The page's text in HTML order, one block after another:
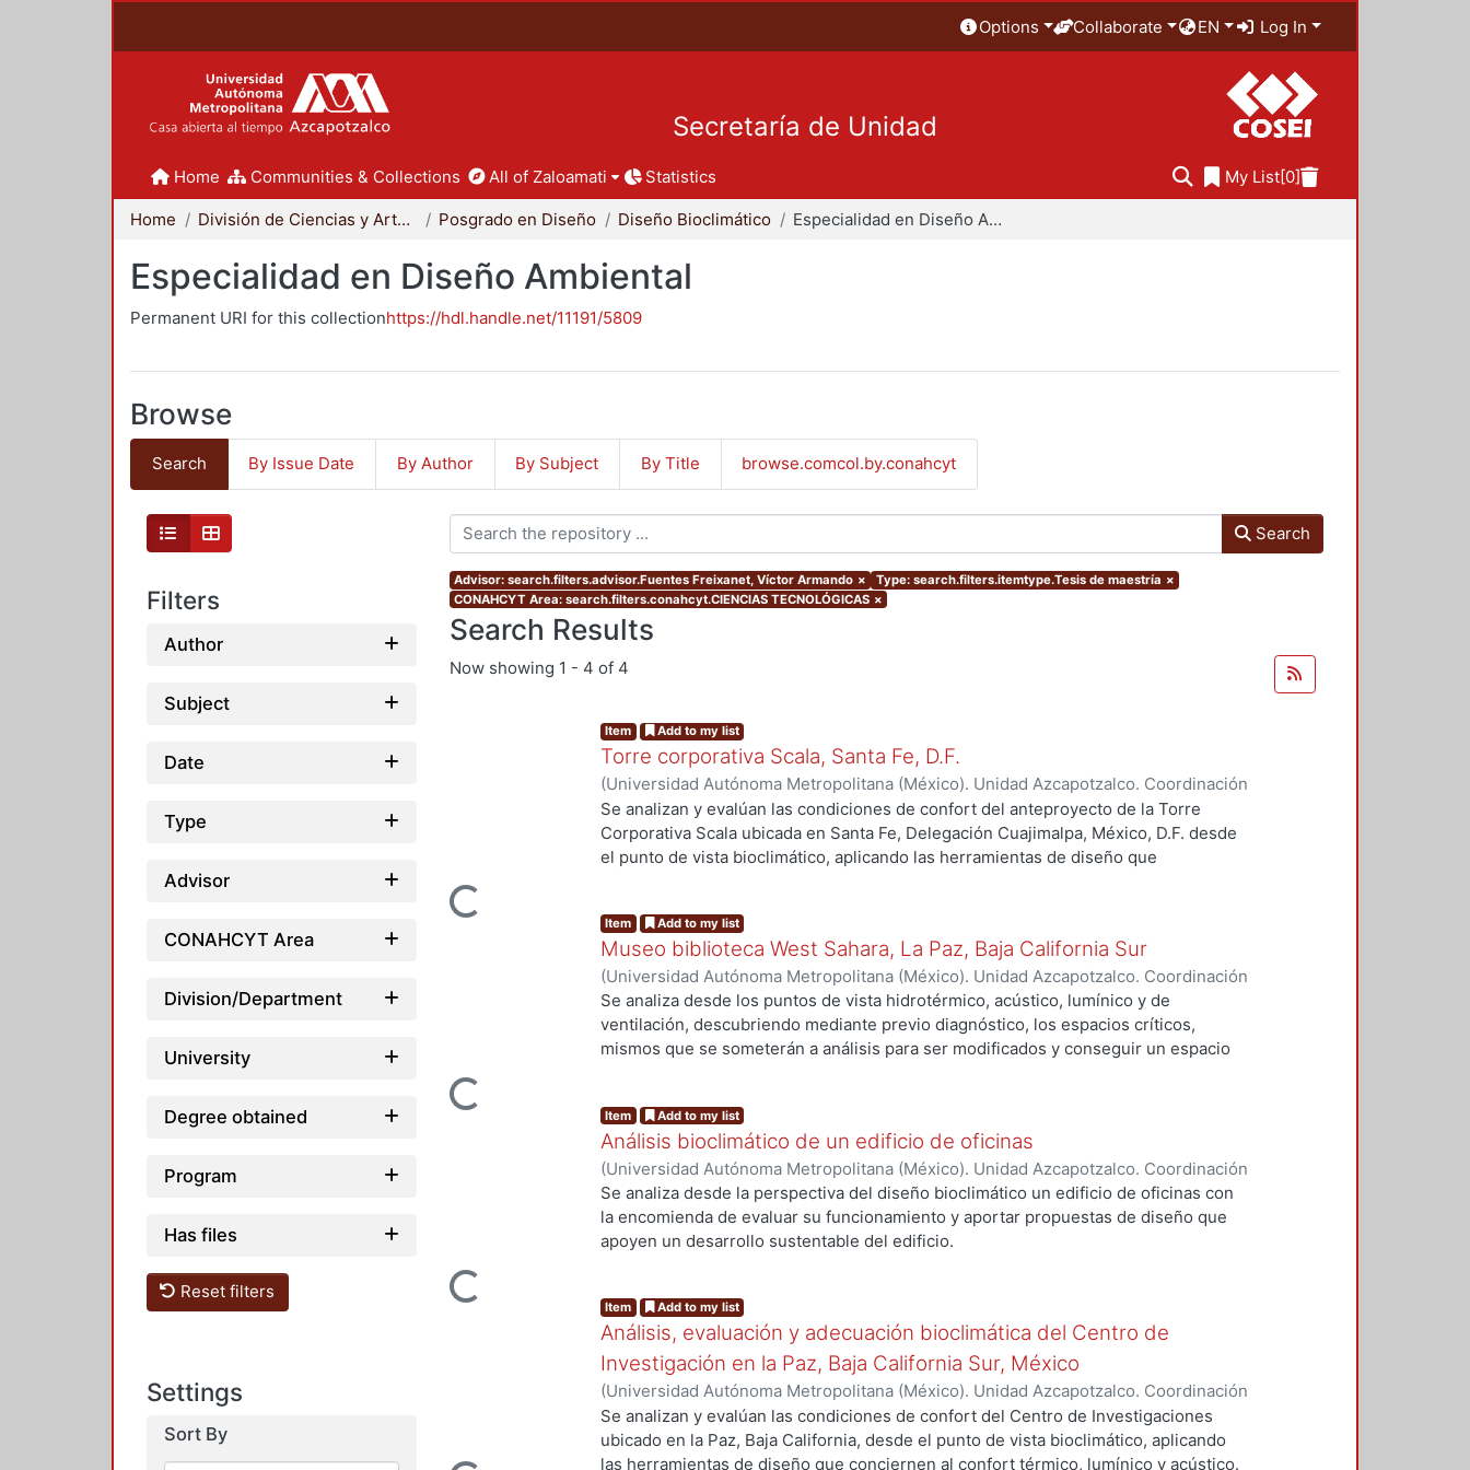
Options Collaborate EN Log In
Secretaría de Unidad
Home Communities & Collections All of Zaloamati Statistics My List[0]
Home División de Ciencias y Artes para el Diseño Posgrado en Diseño Diseño Bioclimático Especialidad en Diseño Ambiental
Especialidad en Diseño Ambiental
Permanent URI for this collectionhttps://hdl.handle.net/11191/5809
Browse
Search By Issue Date By Author By Subject By Title browse.comcol.by.conahcyt
Filters
Author
Subject
Date
Type
Advisor
CONAHCYT Area
Division/Department
University
Degree obtained
Program
Has files
Reset filters
Settings
Sort By
Search
Advisor: search.filters.advisor.Fuentes Freixanet, Víctor Armando × Type: search.filters.itemtype.Tesis de maestría ×
CONAHCYT Area: search.filters.conahcyt.CIENCIAS TECNOLÓGICAS ×
Search Results
Now showing 1 - 4 of 4
Loading...
Item Add to my list
Torre corporativa Scala, Santa Fe, D.F.
(Universidad Autónoma Metropolitana (México). Unidad Azcapotzalco. Coordinación
de Servicios de Información.,1999)Corro Eguia, Guillermo Heriberto
Se analizan y evalúan las condiciones de confort del anteproyecto de la Torre
Corporativa Scala ubicada en Santa Fe, Delegación Cuajimalpa, México, D.F. desde
el punto de vista bioclimático, aplicando las herramientas de diseño que
Loading...
Item Add to my list
Museo biblioteca West Sahara, La Paz, Baja California Sur
(Universidad Autónoma Metropolitana (México). Unidad Azcapotzalco. Coordinación
de Servicios de Información. ,2005)Canizal Arevalo, Dimpna Marbella
Se analiza desde los puntos de vista hidrotérmico, acústico, lumínico y de
ventilación, descubriendo mediante previo diagnóstico, los espacios críticos,
mismos que se someterán a análisis para ser modificados y conseguir un espacio
confort, sin descuidar su utilidad como Museo-biblioteca.
Loading...
Item Add to my list
Análisis bioclimático de un edificio de oficinas
(Universidad Autónoma Metropolitana (México). Unidad Azcapotzalco. Coordinación
de Servicios de Información.,1999) HUERTA VELAZQUEZ, VERONICA
Se analiza desde la perspectiva del diseño bioclimático un edificio de oficinas con
la encomienda de evaluar su funcionamiento y aportar propuestas de diseño que
apoyen un desarrollo sustentable del edificio.
Item Add to my list
Análisis, evaluación y adecuación bioclimática del Centro de
Investigación en la Paz, Baja California Sur, México
(Universidad Autónoma Metropolitana (México). Unidad Azcapotzalco. Coordinación
de Servicios de Información.,1999-12 )García Tavera, José Luis
Se analizan y evalúan las condiciones de confort del Centro de Investigaciones
ubicado en la Paz, Baja California, desde el punto de vista bioclimático, aplicando
las herramientas de diseño que conciernen al confort térmico, lumínico y acústico.